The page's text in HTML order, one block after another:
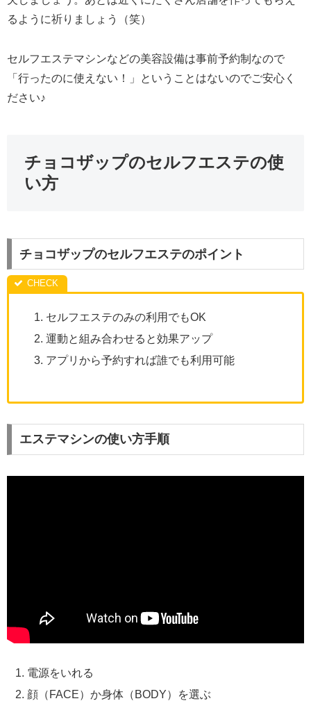
るように祈りましょう（笑）
セルフエステマシンなどの美容設備は事前予約制なので
「行ったのに使えない！」ということはないのでご安心く
ださい♪
チョコザップのセルフエステの使
い方
チョコザップのセルフエステのポイント
セルフエステのみの利用でもOK
運動と組み合わせると効果アップ
アプリから予約すれば誰でも利用可能
エステマシンの使い方手順
電源をいれる
顔（FACE）か身体（BODY）を選ぶ